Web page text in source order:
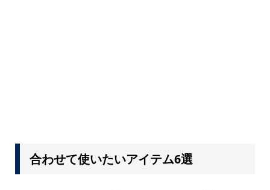
合わせて使いたいアイテム6選